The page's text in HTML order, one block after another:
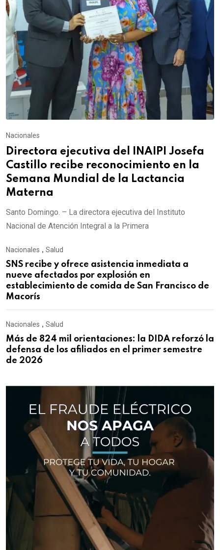
Nacionales
Directora ejecutiva del INAIPI Josefa
Castillo recibe reconocimiento en la
Semana Mundial de la Lactancia
Materna
Santo Domingo. – La directora ejecutiva del Instituto
Nacional de Atención Integral a la Primera
Nacionales , Salud
SNS recibe y ofrece asistencia inmediata a
nueve afectados por explosión en
establecimiento de comida de San Francisco de
Macorís
Nacionales , Salud
Más de 824 mil orientaciones: la DIDA reforzó la
defensa de los afiliados en el primer semestre
de 2026